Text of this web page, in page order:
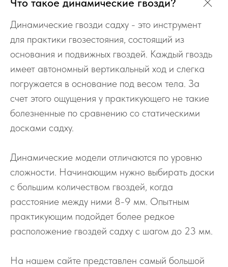
Динамические гвозди садху - это инструмент
для практики гвозестояния, состоящий из
основания и подвижных гвоздей. Каждый гвоздь
имеет автономный вертикальный ход и слегка
погружается в основание под весом тела. За
счет этого ощущения у практикующего не такие
болезненные по сравнению со статическими
досками садху.
Динамические модели отличаются по уровню
сложности. Начинающим нужно выбирать доски
с большим количеством гвоздей, когда
расстояние между ними 8-9 мм. Опытным
практикующим подойдет более редкое
расположение гвоздей садху с шагом до 23 мм.
На нашем сайте представлен самый большой